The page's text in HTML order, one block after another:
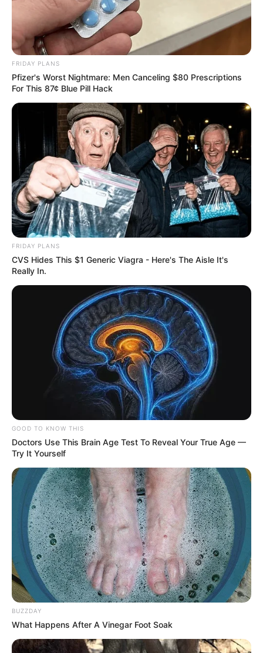
FRIDAY PLANS
Pfizer's Worst Nightmare: Men Canceling $80 Prescriptions
For This 87¢ Blue Pill Hack
FRIDAY PLANS
CVS Hides This $1 Generic Viagra - Here's The Aisle It's
Really In.
GOOD TO KNOW THIS
Doctors Use This Brain Age Test To Reveal Your True Age —
Try It Yourself
BUZZDAY
What Happens After A Vinegar Foot Soak